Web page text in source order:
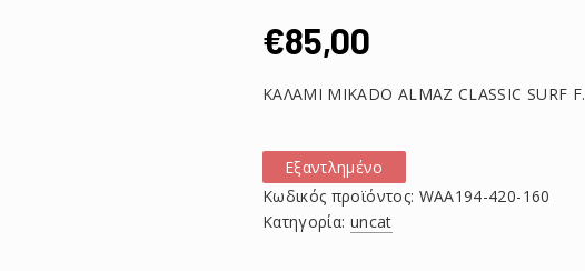
€85,00
ΚΑΛΑΜΙ MIKADO ALMAZ CLASSIC SURF
Εξαντλημένο
Κωδικός προϊόντος: WAA194-420-160
Κατηγορία: uncat